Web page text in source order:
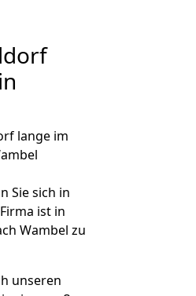
lange im
Sie sich in
ist in
Wambel zu
unseren